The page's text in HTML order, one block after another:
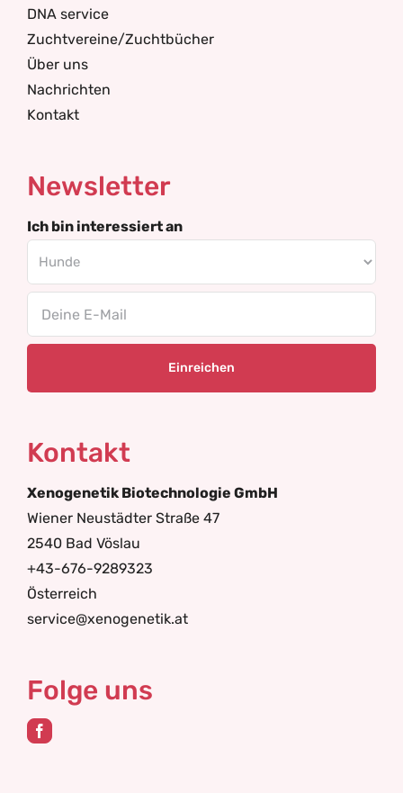
DNA service
Zuchtvereine/Zuchtbücher
Über uns
Nachrichten
Kontakt
Newsletter
Ich bin interessiert an
Kontakt
Xenogenetik Biotechnologie GmbH
Wiener Neustädter Straße 47
2540 Bad Vöslau
+43-676-9289323
Österreich
service@xenogenetik.at
Folge uns